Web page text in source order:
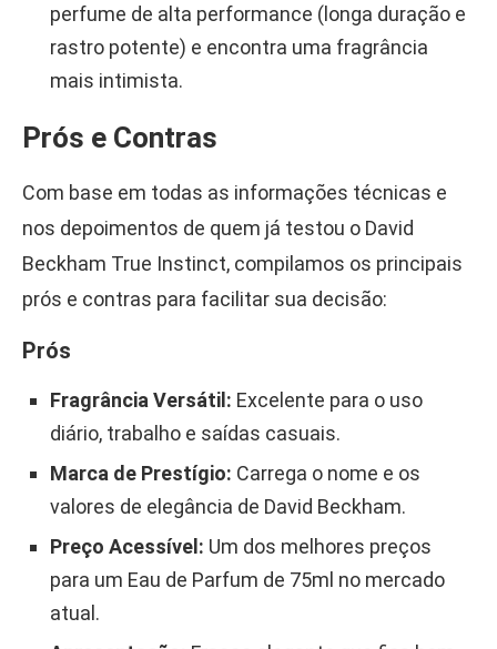
perfume de alta performance (longa duração e
rastro potente) e encontra uma fragrância
mais intimista.
Prós e Contras
Com base em todas as informações técnicas e
nos depoimentos de quem já testou o David
Beckham True Instinct, compilamos os principais
prós e contras para facilitar sua decisão:
Prós
Fragrância Versátil: Excelente para o uso
diário, trabalho e saídas casuais.
Marca de Prestígio: Carrega o nome e os
valores de elegância de David Beckham.
Preço Acessível: Um dos melhores preços
para um Eau de Parfum de 75ml no mercado
atual.